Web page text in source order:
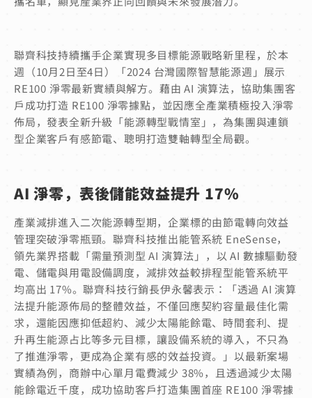
聯齊科技持續攜手企業實現多目標能源戰略新里程，於本
週（10月2日至4日）「2024 台灣國際智慧能源週」展示
RE100 淨零最新實績與解方。藉由 AI 演算法，協助集團客
戶成功打造 RE100 淨零據點，並因應全產業積極投入淨零
佈局，發表全新升級「能源轉型戰情室」，為集團與連鎖
型企業客戶有感節電、聰明打造雙軸轉型全局觀。
AI 淨零，表後儲能效益提升 17%
產業減排進入二次能源轉型期，企業標的由節電轉向效益
管理突破淨零瓶頸。聯齊科技推出能管系統 EneSense，
領先業界搭載「需量預測型 AI 演算法」，以 AI 數據驅動發
電、儲電與用電設備調度，減排效益較排程型能管系統平
均高出 17%。聯齊科技行銷長伊永馨表示：「透過 AI 演算
法提升能源佈局的整體效益，不僅回應契約容量最佳化需
求，還能因應抑低超約、減少太陽能餘電、時間套利、提
升再生能源占比等多元目標，讓設備系統的導入，不只為
了推進淨零，更成為企業有感的效益投資。」以最新案場
實績為例，商辦中心單月電費減少 38%，且透過減少太陽
能餘電近千度，成功協助客戶打造集團首座 RE100 淨零據